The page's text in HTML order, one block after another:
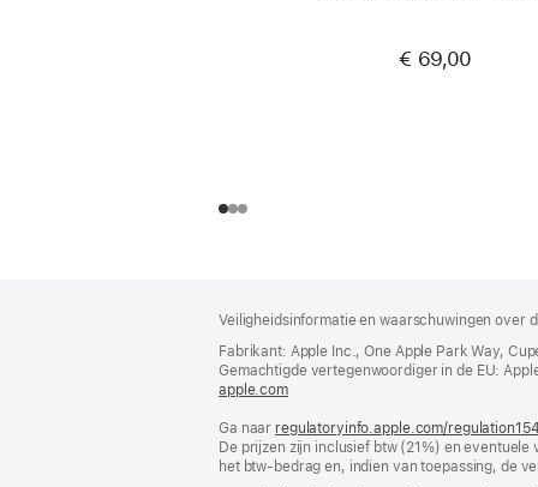
€ 69,00
Veiligheidsinformatie en waarschuwingen over
Fabrikant: Apple Inc., One Apple Park Way,
Gemachtigde vertegenwoordiger in de EU:
apple.com(wordt
nieuw
venster
geopend)
Ga naar regulatoryinfo.apple.com/
De prijzen zijn inclusief btw (21%) en
het btw-bedrag en, indien van toepassing, de